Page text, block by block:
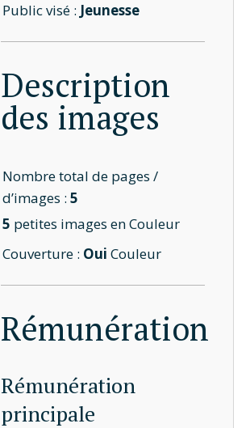
Public visé : Jeunesse
Description
des images
Nombre total de pages /
d’images :5
5 petites images en Couleur
Couverture : Oui Couleur
Rémunération
Rémunération
principale